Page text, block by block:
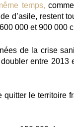
temps,
d’asile, restent
000 et 900 000
de la crise
entre
le territoire